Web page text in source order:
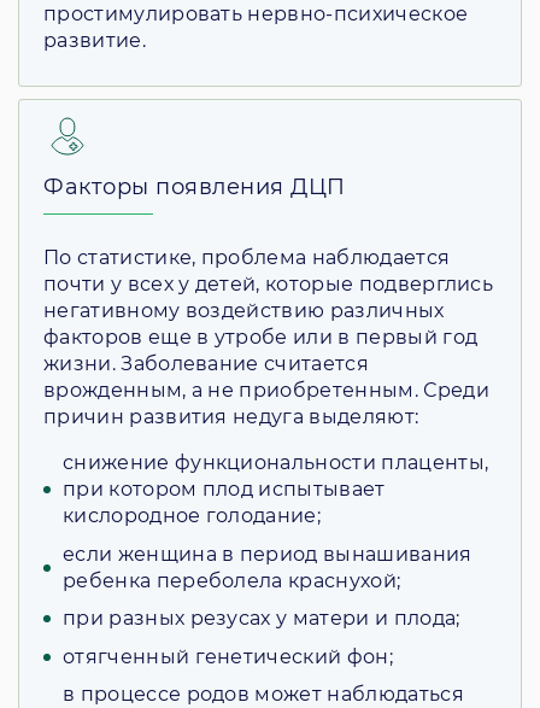
простимулировать нервно-психическое
развитие.
Факторы появления ДЦП
По статистике, проблема наблюдается
почти у всех у детей, которые подверглись
негативному воздействию различных
факторов еще в утробе или в первый год
жизни. Заболевание считается
врожденным, а не приобретенным. Среди
причин развития недуга выделяют:
снижение функциональности плаценты,
при котором плод испытывает
кислородное голодание;
если женщина в период вынашивания
ребенка переболела краснухой;
при разных резусах у матери и плода;
отягченный генетический фон;
в процессе родов может наблюдаться